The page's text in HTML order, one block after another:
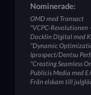
Nominerade:
OMD med Transact
"VCPC-Revolutionen
Docklin Digital med
"Dynamic
Iprospect/Dentsu
"Creating Seamless
Publicis Media med
Från elskam till